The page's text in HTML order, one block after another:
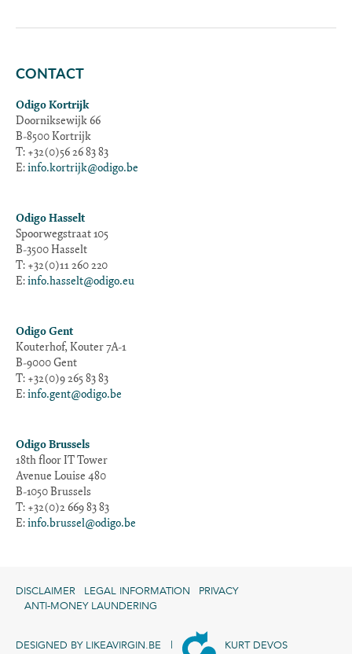
CONTACT
Odigo Kortrijk
Doorniksewijk 66
B-8500 Kortrijk
T: +32(0)56 26 83 83
E: info.kortrijk@odigo.be
Odigo Hasselt
Spoorwegstraat 105
B-3500 Hasselt
T: +32(0)11 260 220
E: info.hasselt@odigo.eu
Odigo Gent
Kouterhof, Kouter 7A-1
B-9000 Gent
T: +32(0)9 265 83 83
E: info.gent@odigo.be
Odigo Brussels
18th floor IT Tower
Avenue Louise 480
B-1050 Brussels
T: +32(0)2 669 83 83
E: info.brussel@odigo.be
DISCLAIMER LEGAL INFORMATION
PRIVACY
ANTI-MONEY LAUNDERING
DESIGNED BY LIKEAVIRGIN.BE KURT DEVOS